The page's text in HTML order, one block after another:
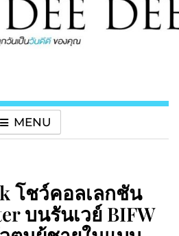
MENU
โชว์คอลเลกชัน
บนรันเวย์ BIFW